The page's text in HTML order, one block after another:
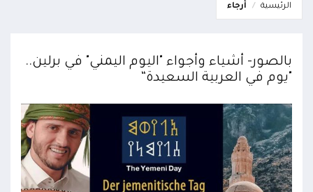
الرئيسية أرجاء
بالصور- أشياء وأجواء "اليوم اليمني" في برلين..
"يوم في العربية السعيدة“